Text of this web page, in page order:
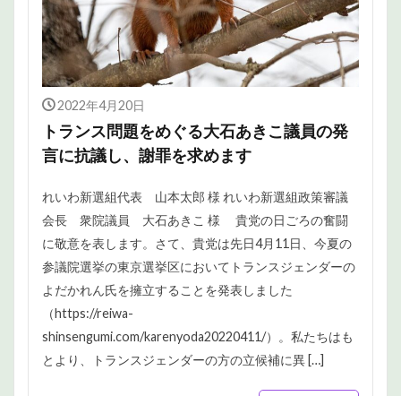
2022年4月20日
トランス問題をめぐる大石あきこ議員の発
言に抗議し、謝罪を求めます
れいわ新選組代表 山本太郎 様 れいわ新選組政策審議
会長 衆院議員 大石あきこ 様 貴党の日ごろの奮闘
に敬意を表します。さて、貴党は先日4月11日、今夏の
参議院選挙の東京選挙区においてトランスジェンダーの
よだかれん氏を擁立することを発表しました
（https://reiwa-
shinsengumi.com/karenyoda20220411/）。私たちはも
とより、トランスジェンダーの方の立候補に異 […]